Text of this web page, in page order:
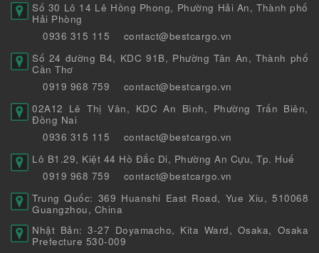
Số 30 Lô 14 Lê Hồng Phong, Phường Hải An, Thành phố
Hải Phòng
0936 315 115
contact@bestcargo.vn
Số 24 đường B4, KDC 91B, Phường Tân An, Thành phố
Cần Thơ
0919 968 759
contact@bestcargo.vn
02A12 Lê Thị Vân, KDC An Bình, Phường Trấn Biên,
Đồng Nai
0936 315 115
contact@bestcargo.vn
Lô B1.29, Kiệt 44 Hồ Đắc Di, Phường An Cựu, Tp. Huế
0919 968 759
contact@bestcargo.vn
Trung Quốc: 369 Huanshi East Road, Yue Xiu, 510068
Guangzhou, China
Nhật Bản: 3-27 Doyamacho, Kita Ward, Osaka, Osaka
Prefecture 530-009